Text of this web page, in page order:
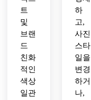
트
및
브랜
드
친화
적인
색상
일관
하
고,
사진
스타
일을
변경
하거
나,